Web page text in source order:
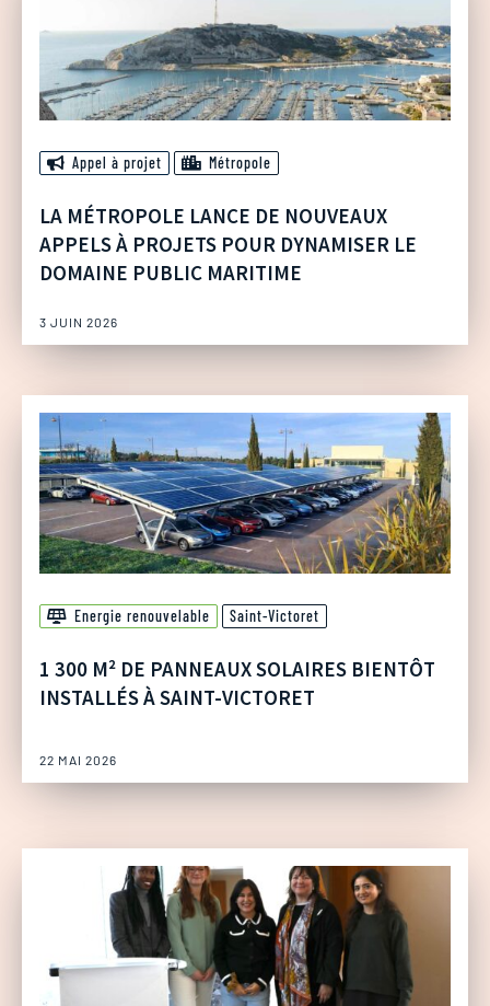
Appel à projet Métropole
LA MÉTROPOLE LANCE DE NOUVEAUX
APPELS À PROJETS POUR DYNAMISER LE
DOMAINE PUBLIC MARITIME
3 JUIN 2026
Energie renouvelable Saint-Victoret
1 300 M² DE PANNEAUX SOLAIRES BIENTÔT
INSTALLÉS À SAINT-VICTORET
22 MAI 2026